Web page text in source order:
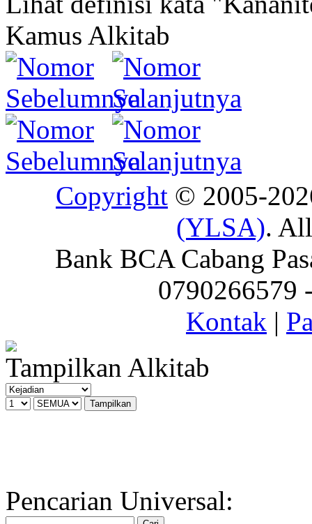
Kamus Alkitab
Copyright © 2005-
(YLSA).
Bank BCA Cabang
0790266579
Kontak |
Tampilkan Alkitab
Pencarian Universal: